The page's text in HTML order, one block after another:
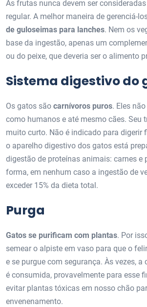
As frutas nunca devem ser
regular. A melhor maneira de gerenciá-
de guloseimas para lanches. Nem os
base da ingestão, apenas um
ou do peixe, que deveria ser o alimento
Sistema digestivo do
Os gatos são carnívoros puros. Eles
como humanos e até mesmo cães. Seu
muito curto. Não é indicado para digerir
o aparelho digestivo dos gatos está
digestão de proteínas animais: carnes e
forma, em nenhum caso a ingestão de
exceder 15% da dieta total.
Purga
Gatos se purificam com plantas. Por
semear o alpiste em vaso para que o
e se purgue com segurança. Às vezes, a
é consumida, provavelmente para esse
evitar plantas tóxicas em nosso chão
envenenamento.